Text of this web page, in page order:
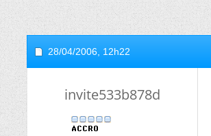
28/04/2006, 12h22
invite533b878d